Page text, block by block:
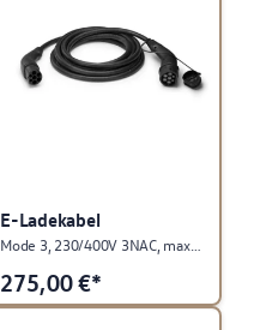
E-Ladekabel
Mode 3, 230/400V 3NAC, max. 22kW, EU
275,00€*